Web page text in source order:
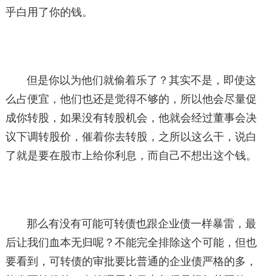
乎白用了你的钱。
但是你以为他们就偷着乐了？其实不是，即使这
么占便宜，他们也还是觉得不够的，所以他会尽量促
成你转股，如果没有转股机会，他就会经过董事会决
议下调转股价，催着你去转股，之所以这么干，说白
了就是要在股市上给你利息，而自己不想出这个钱。
那么有没有可能可转债也跟企业债一样暴雷，最
后让我们血本无归呢？不能完全排除这个可能，但也
要看到，可转债的审批要比普通的企业债严格的多，